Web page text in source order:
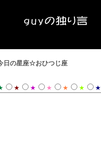
日の星座☆おひつじ座
★ ★ ★ ★ ★ ★